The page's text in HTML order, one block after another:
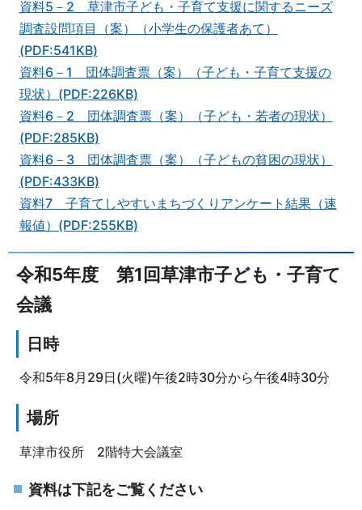
資料5－2 草津市子ども・子育て支援に関するニーズ
調査設問項目（案）（小学生の保護者あて）
(PDF:541KB)
資料6－1 団体調査票（案）（子ども・子育て支援の
現状）(PDF:226KB)
資料6－2 団体調査票（案）（子ども・若者の現状）
(PDF:285KB)
資料6－3 団体調査票（案）（子どもの貧困の現状）
(PDF:433KB)
資料7 子育てしやすいまちづくりアンケート結果（速
報値）(PDF:255KB)
令和5年度 第1回草津市子ども・子育て
会議
日時
令和5年8月29日(火曜)午後2時30分から午後4時30分
場所
草津市役所 2階特大会議室
資料は下記をご覧ください